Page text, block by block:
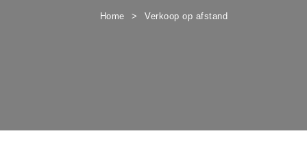
Home Verkoop op afstand